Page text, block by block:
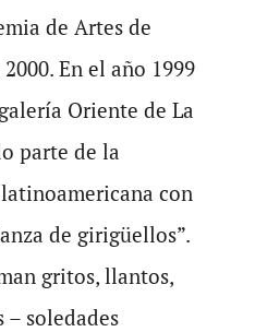
de Artes de
En el año 1999
Oriente de La
parte de la
con
de girigüellos”.
gritos, llantos,
– soledades